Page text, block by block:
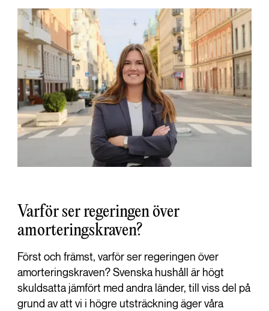
Varför ser regeringen över
amorteringskraven?
Först och främst, varför ser regeringen över
amorteringskraven? Svenska hushåll är högt
skuldsatta jämfört med andra länder, till viss del på
grund av att vi i högre utsträckning äger våra